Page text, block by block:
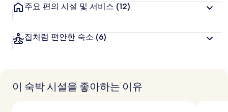
주요 편의 시설 및 서비스 (12)
집처럼 편안한 숙소 (6)
이 숙박 시설을 좋아하는 이유